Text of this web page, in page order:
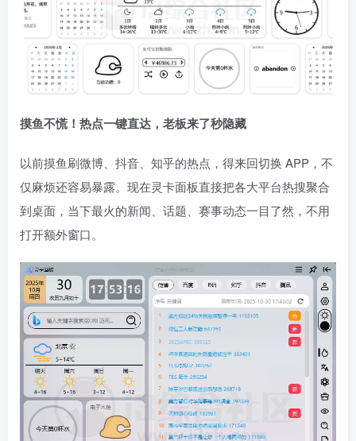
摸鱼不慌！热点一键直达，老板来了秒隐藏
以前摸鱼刷微博、抖音、知乎的热点，得来回切换 APP，不
仅麻烦还容易暴露。现在灵卡面板直接把各大平台热搜聚合
到桌面，当下最火的新闻、话题、赛事动态一目了然，不用
打开额外窗口。